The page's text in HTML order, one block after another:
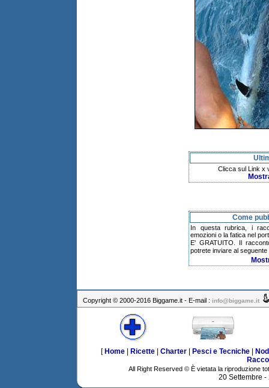
Clicca sul Link x
Come
In questa rubrica, i
emozioni o la fatica nel
E' GRATUITO. Il
potrete inviare al
Copyright © 2000-2016 Biggame.it - E-mail : info@biggame.it
[ Home| Ricette| Charter| Pesci e Tecniche|
All Right Reserved © È vietata la riproduzione
20 Settembre